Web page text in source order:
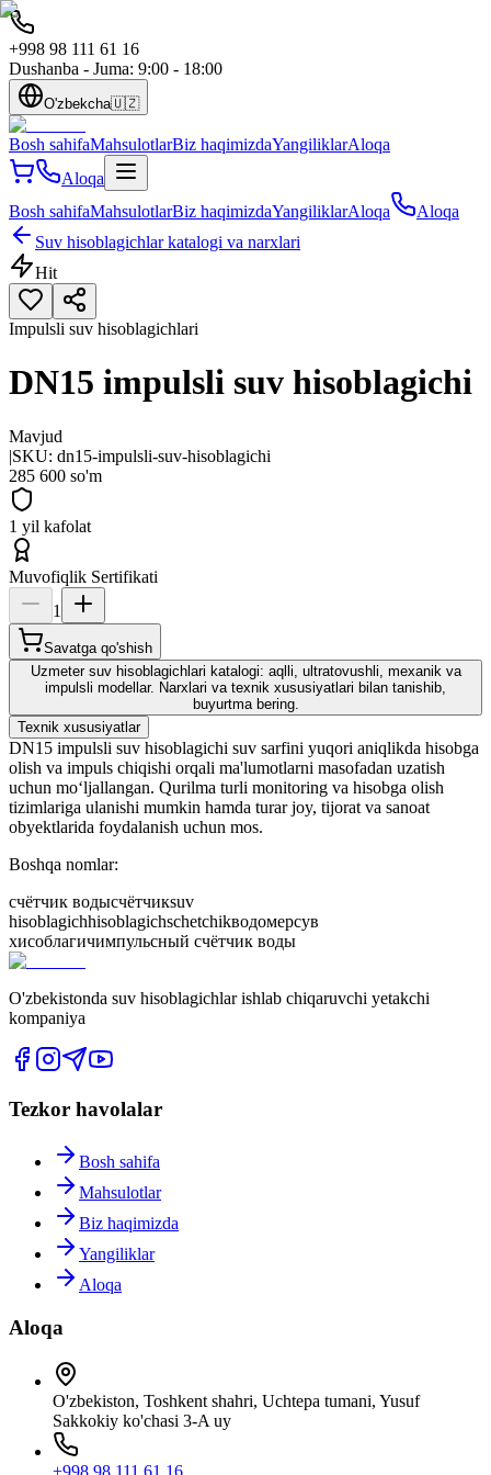
+998 98 111 61 16
Dushanba - Juma: 9:00 - 18:00
O'zbekcha🇺🇿
Bosh sahifaMahsulotlarBiz haqimizdaYangiliklarAloqa
Aloqa
Bosh sahifaMahsulotlarBiz haqimizdaYangiliklarAloqa
Aloqa
Suv hisoblagichlar katalogi va narxlari
Hit
Impulsli suv hisoblagichlari
DN15 impulsli suv hisoblagichi
Mavjud
|SKU: dn15-impulsli-suv-hisoblagichi
285 600 so'm
1 yil kafolat
Muvofiqlik Sertifikati
1
Savatga qo'shish
Uzmeter suv hisoblagichlari katalogi: aqlli, ultratovushli, mexanik va
impulsli modellar. Narxlari va texnik xususiyatlari bilan tanishib,
buyurtma bering.
Texnik xususiyatlar
DN15 impulsli suv hisoblagichi suv sarfini yuqori aniqlikda hisobga
olish va impuls chiqishi orqali ma'lumotlarni masofadan uzatish
uchun mo‘ljallangan. Qurilma turli monitoring va hisobga olish
tizimlariga ulanishi mumkin hamda turar joy, tijorat va sanoat
obyektlarida foydalanish uchun mos.
Boshqa nomlar:
счётчик водысчётчикsuv
hisoblagichhisoblagichschetchikводомерсув
хисоблагичимпульсный счётчик воды
O'zbekistonda suv hisoblagichlar ishlab chiqaruvchi yetakchi
kompaniya
Tezkor havolalar
Bosh sahifa
Mahsulotlar
Biz haqimizda
Yangiliklar
Aloqa
Aloqa
O'zbekiston, Toshkent shahri, Uchtepa tumani, Yusuf
Sakkokiy ko'chasi 3-A uy
+998 98 111 61 16